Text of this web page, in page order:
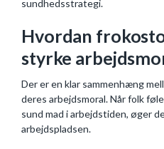
sundhedsstrategi.
Hvordan
styrke
Der er en klar sammenhæng
deres arbejdsmoral. Når folk
sund mad i arbejdstiden, øger
arbejdspladsen.